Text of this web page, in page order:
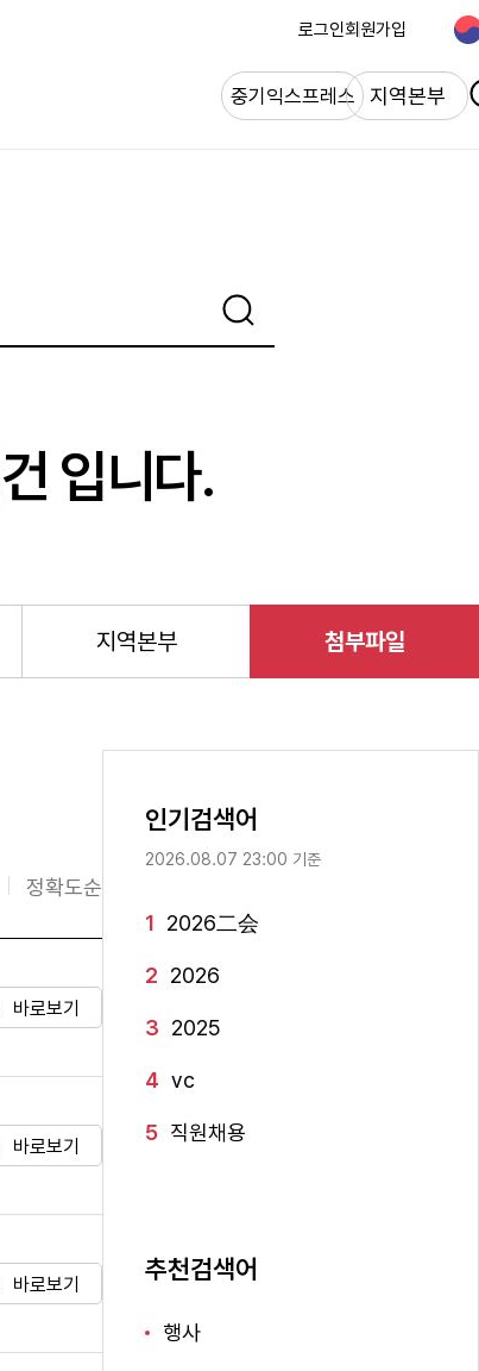
로그인회원가입
중기익스프레스 지역본부
건 입니다.
지역본부 첨부파일
정확도순
바로보기
바로보기
바로보기
인기검색어
2026.08.07 23:00 기준
1 2026二会
2 2026
3 2025
4 vc
5 직원채용
추천검색어
행사